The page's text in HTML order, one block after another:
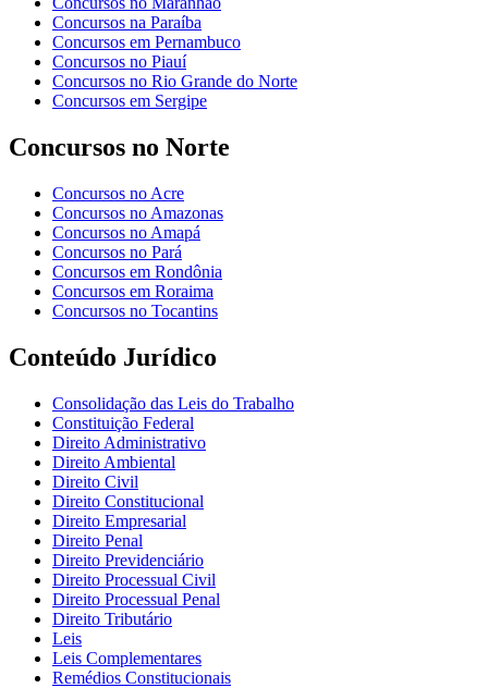
Concursos na Paraíba
Concursos em Pernambuco
Concursos no Piauí
Concursos no Rio Grande do Norte
Concursos em Sergipe
Concursos no Norte
Concursos no Acre
Concursos no Amazonas
Concursos no Amapá
Concursos no Pará
Concursos em Rondônia
Concursos em Roraima
Concursos no Tocantins
Conteúdo Jurídico
Consolidação das Leis do Trabalho
Constituição Federal
Direito Administrativo
Direito Ambiental
Direito Civil
Direito Constitucional
Direito Empresarial
Direito Penal
Direito Previdenciário
Direito Processual Civil
Direito Processual Penal
Direito Tributário
Leis
Leis Complementares
Remédios Constitucionais